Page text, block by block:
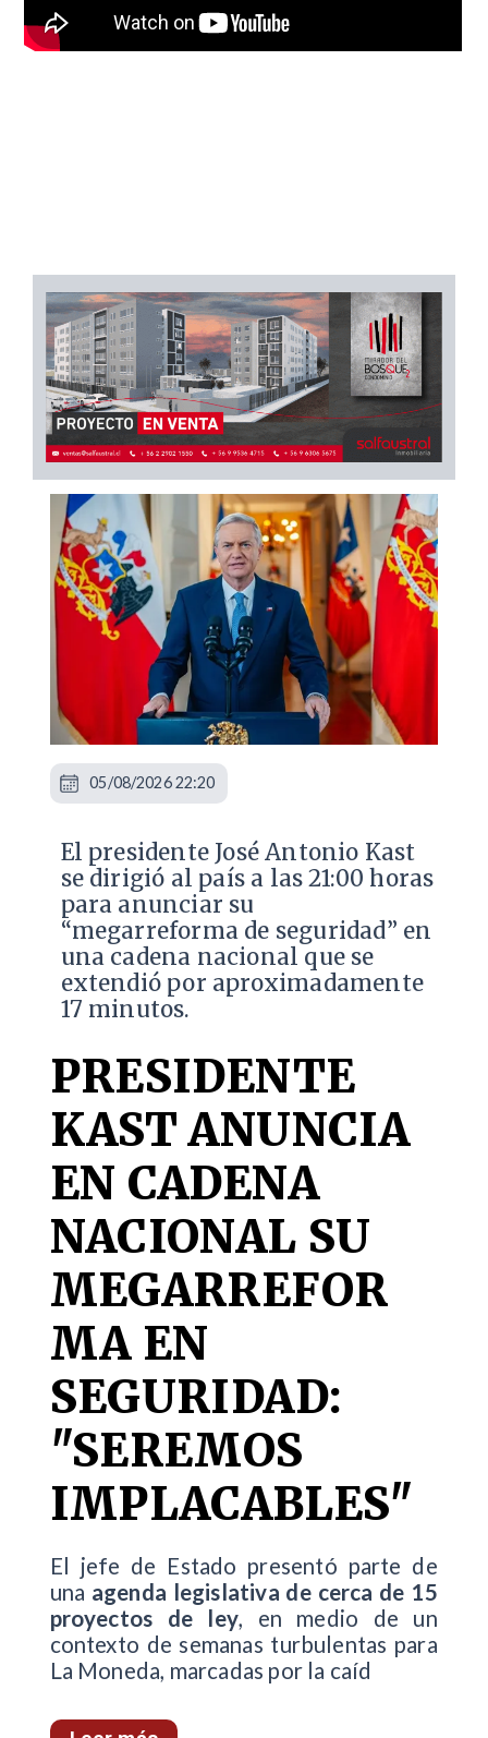
El presidente José Antonio Kast
se dirigió al país a las 21:00 horas
para anunciar su
“megarreforma de seguridad” en
una cadena nacional que se
extendió por aproximadamente
17 minutos.
PRESIDENTE
KAST ANUNCIA
EN CADENA
NACIONAL SU
MEGARREFOR
MA EN
SEGURIDAD:
"SEREMOS
IMPLACABLES"
El jefe de Estado presentó parte de
una agenda legislativa de cerca de 15
proyectos de ley, en medio de un
contexto de semanas turbulentas para
La Moneda, marcadas por la caíd
05/08/2026 22:20